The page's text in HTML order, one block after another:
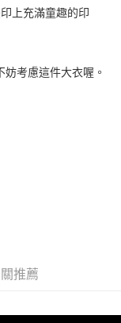
結算日後寄送繳費提
大直營門市／銀行轉
店將買賣／分期付款
帳款。
蒐集、處理及利用，
及更正。
「AFTEE先享後付」
。
結，可透過四大超商／
要取消訂單，請聯絡
，需透過AFTEE先享
顯示為準，若有關於
繫「AFTEE先享後付
support/home
上充滿童趣的印
考慮這件大衣喔。
推薦